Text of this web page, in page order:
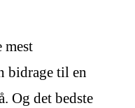
mest
bidrage til en
Og det bedste